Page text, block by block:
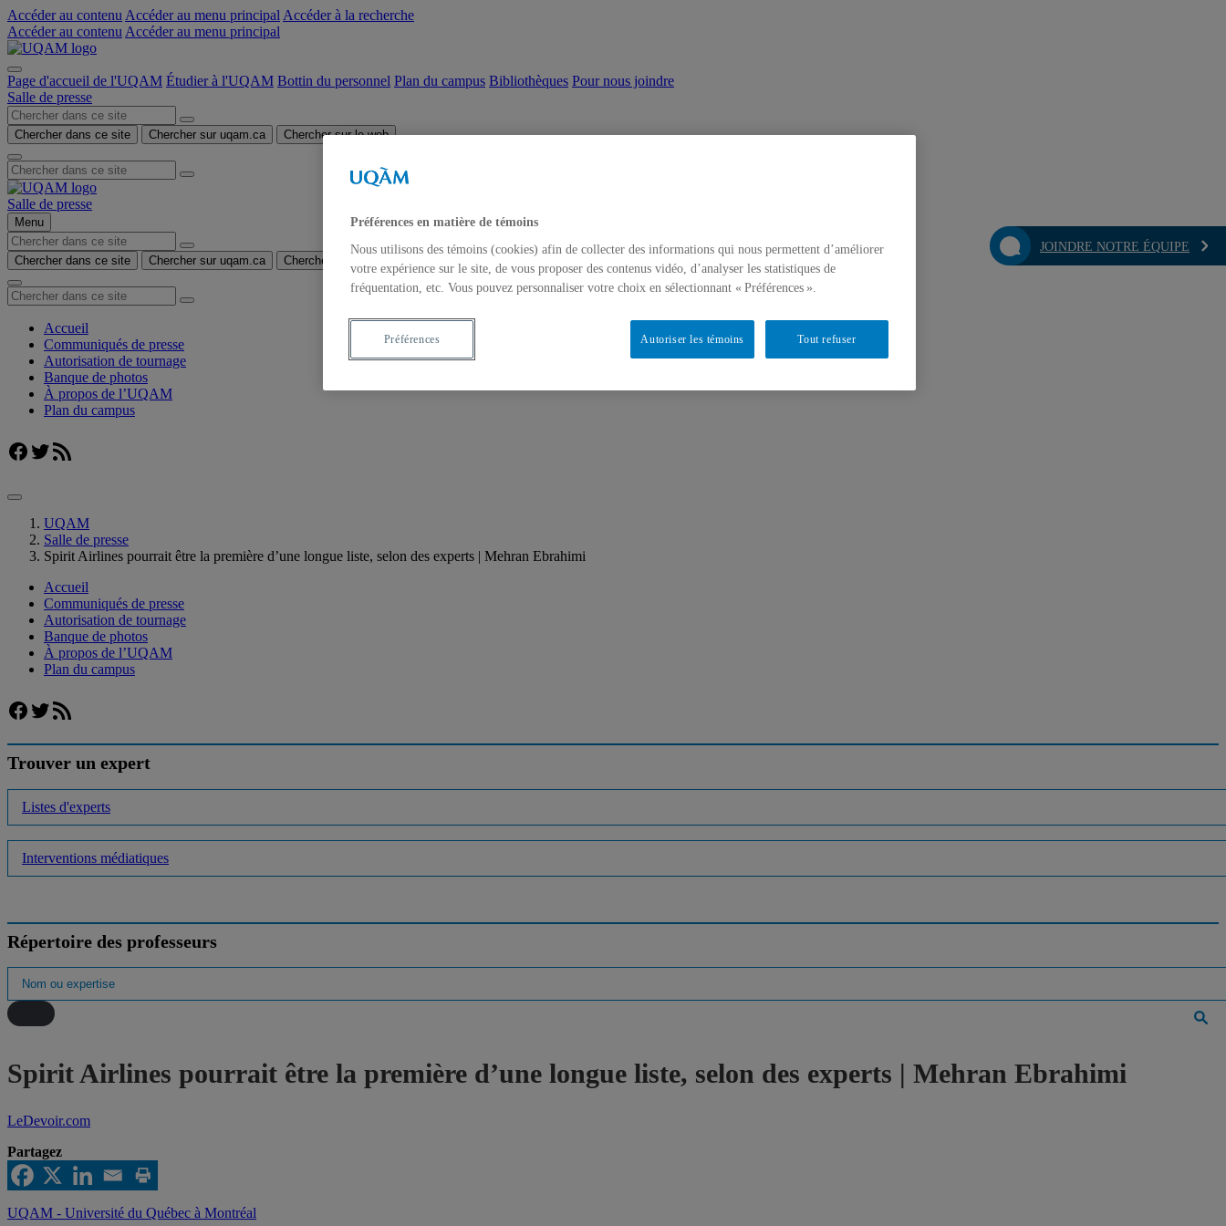
Accéder au contenu Accéder au menu principal Accéder à la recherche
Accéder au contenu Accéder au menu principal
Page d'accueil de l'UQAM Étudier à l'UQAM Bottin du personnel Plan du campus Bibliothèques Pour nous joindre
Salle de presse
Chercher dans ce site Chercher sur uqam.ca Chercher sur le web
Salle de presse
Menu
Chercher dans ce site Chercher sur uqam.ca Chercher sur le web
Accueil
Communiqués de presse
Autorisation de tournage
Banque de photos
À propos de l’UQAM
Plan du campus
Facebook
Twitter
Flux RSS
UQAM
Salle de presse
Spirit Airlines pourrait être la première d’une longue liste, selon des experts | Mehran Ebrahimi
Accueil
Communiqués de presse
Autorisation de tournage
Banque de photos
À propos de l’UQAM
Plan du campus
Facebook
Twitter
Flux RSS
Trouver un expert
Listes d'experts
Interventions médiatiques
Répertoire des professeurs
Spirit Airlines pourrait être la première d’une longue liste, selon des experts | Mehran Ebrahimi
LeDevoir.com
Partagez
JOINDRE NOTRE ÉQUIPE
UQAM - Université du Québec à Montréal
Préférences en matière de témoins
Nous utilisons des témoins (cookies) afin de collecter des informations qui nous permettent d’améliorer
votre expérience sur le site, de vous proposer des contenus vidéo, d’analyser les statistiques de
fréquentation, etc. Vous pouvez personnaliser votre choix en sélectionnant « Préférences ».
Tout refuser
Autoriser les témoins
Préférences